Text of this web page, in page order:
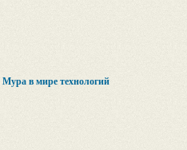
Мура в мире технологий